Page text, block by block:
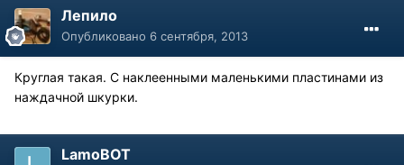
Лепило
Опубликовано 6 сентября, 2013
Круглая такая. С наклеенными маленькими пластинами из
наждачной шкурки.
LamoBOT